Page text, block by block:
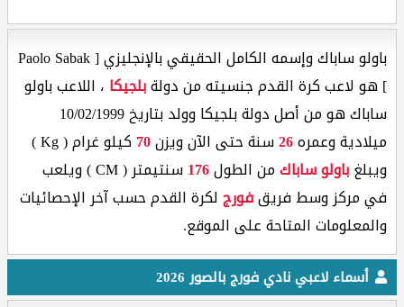
باولو ساباك وإسمه الكامل الحقيقي بالإنجليزي [ Paolo Sabak
] هو لاعب كرة القدم جنسيته من دولةبلجيكا ، اللاعب باولو
ساباك هو من أصل دولة بلجيكا وولد بتاريخ 10/02/1999
ميلادية وعمره26سنة حتى الآن ويزن70
كيلو غرام ( Kg )
ويبلغباولو ساباكمن الطول176
سنتيمتر ( CM ) ويلعب
في مركز وسط فريقفورجلكرة القدم حسب آخر الإحصائيات
والمعلومات المتاحة على الموقع.
أسماء لاعبي نادي فورج بالصور 2026